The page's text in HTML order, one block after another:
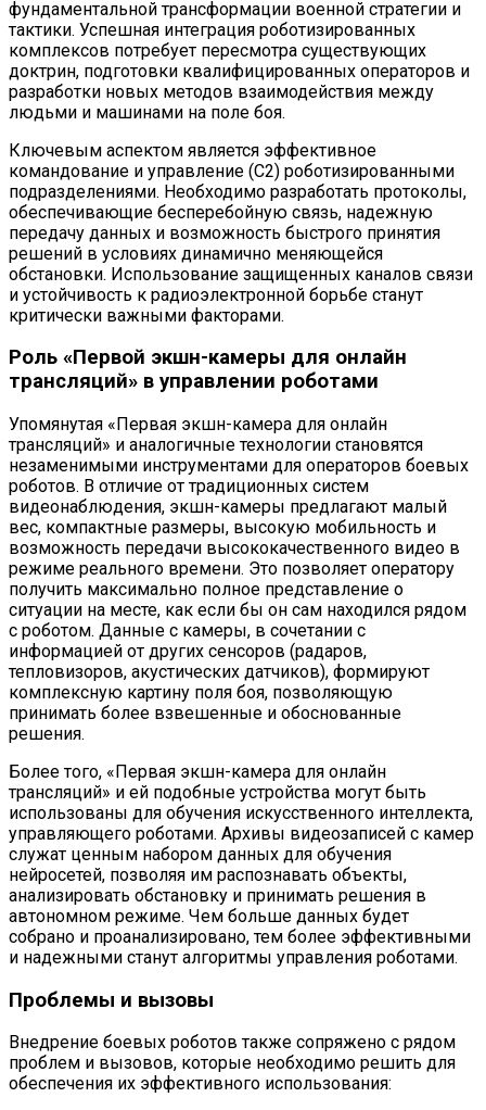
фундаментальной трансформации военной стратегии и
тактики. Успешная интеграция роботизированных
комплексов потребует пересмотра существующих
доктрин, подготовки квалифицированных операторов и
разработки новых методов взаимодействия между
людьми и машинами на поле боя.
Ключевым аспектом является эффективное
командование и управление (C2) роботизированными
подразделениями. Необходимо разработать протоколы,
обеспечивающие бесперебойную связь, надежную
передачу данных и возможность быстрого принятия
решений в условиях динамично меняющейся
обстановки. Использование защищенных каналов связи
и устойчивость к радиоэлектронной борьбе станут
критически важными факторами.
Роль «Первой экшн-камеры для онлайн
трансляций» в управлении роботами
Упомянутая «Первая экшн-камера для онлайн
трансляций» и аналогичные технологии становятся
незаменимыми инструментами для операторов боевых
роботов. В отличие от традиционных систем
видеонаблюдения, экшн-камеры предлагают малый
вес, компактные размеры, высокую мобильность и
возможность передачи высококачественного видео в
режиме реального времени. Это позволяет оператору
получить максимально полное представление о
ситуации на месте, как если бы он сам находился рядом
с роботом. Данные с камеры, в сочетании с
информацией от других сенсоров (радаров,
тепловизоров, акустических датчиков), формируют
комплексную картину поля боя, позволяющую
принимать более взвешенные и обоснованные
решения.
Более того, «Первая экшн-камера для онлайн
трансляций» и ей подобные устройства могут быть
использованы для обучения искусственного интеллекта,
управляющего роботами. Архивы видеозаписей с камер
служат ценным набором данных для обучения
нейросетей, позволяя им распознавать объекты,
анализировать обстановку и принимать решения в
автономном режиме. Чем больше данных будет
собрано и проанализировано, тем более эффективными
и надежными станут алгоритмы управления роботами.
Проблемы и вызовы
Внедрение боевых роботов также сопряжено с рядом
проблем и вызовов, которые необходимо решить для
обеспечения их эффективного использования: